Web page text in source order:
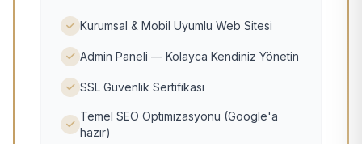
Kurumsal & Mobil Uyumlu Web Sitesi
Admin Paneli — Kolayca Kendiniz Yönetin
SSL Güvenlik Sertifikası
Temel SEO Optimizasyonu (Google'a
hazır)